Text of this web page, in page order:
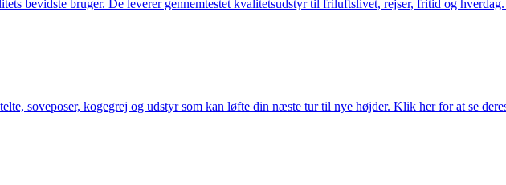
bevidste bruger. De leverer gennemtestet kvalitetsudstyr til friluftslivet, rejser, fritid og
soveposer, kogegrej og udstyr som kan løfte din næste tur til nye højder. Klik her for at se